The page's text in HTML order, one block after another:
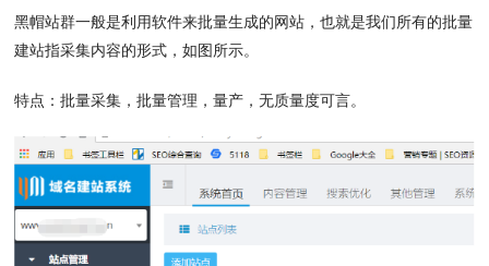
黑帽站群一般是利用软件来批量生成的网站，也就是我们所有的批量
建站指采集内容的形式，如图所示。
特点：批量采集，批量管理，量产，无质量度可言。